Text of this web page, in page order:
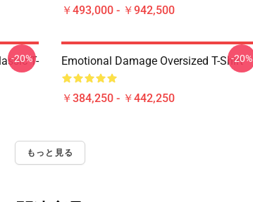
￥493,000 - ￥942,500
T-
-20% Emotional Damage Oversized T-Shirt
￥384,250 - ￥442,250
-20%
もっと見る